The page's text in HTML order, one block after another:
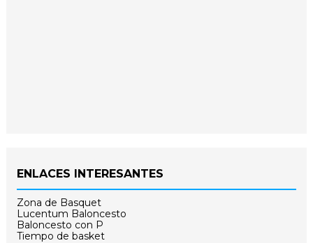
ENLACES INTERESANTES
Zona de Basquet
Lucentum Baloncesto
Baloncesto con P
Tiempo de basket